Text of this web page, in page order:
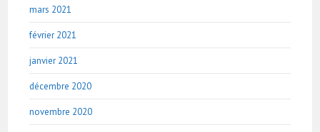
mars 2021
février 2021
janvier 2021
décembre 2020
novembre 2020